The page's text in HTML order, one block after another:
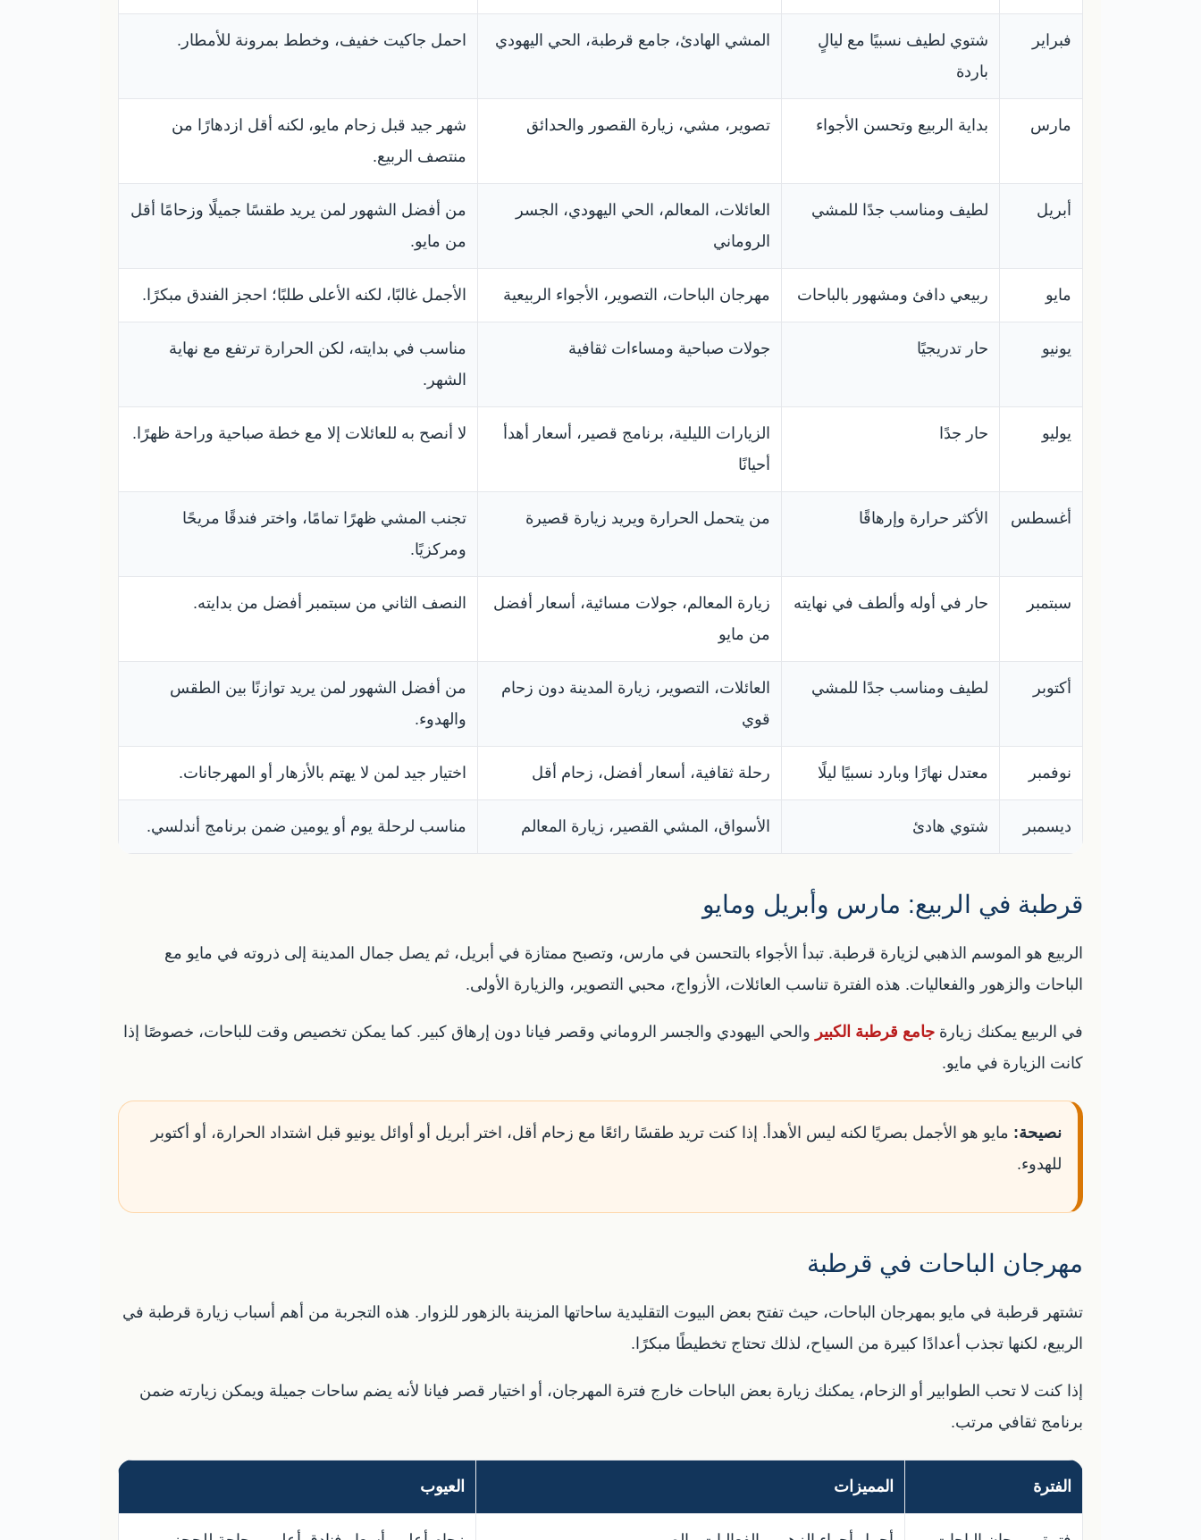
فبراير
شتوي لطيف نسبيًا مع ليالٍ
باردة
المشي الهادئ، جامع قرطبة، الحي اليهودي احمل جاكيت خفيف، وخطط بمرونة للأمطار.
مارس بداية الربيع وتحسن الأجواء تصوير، مشي، زيارة القصور والحدائق
شهر جيد قبل زحام مايو، لكنه أقل ازدهارًا من
منتصف الربيع.
أبريل لطيف ومناسب جدًا للمشي
العائلات، المعالم، الحي اليهودي، الجسر
الروماني
من أفضل الشهور لمن يريد طقسًا جميلًا وزحامًا أقل
من مايو.
مايو ربيعي دافئ ومشهور بالباحات مهرجان الباحات، التصوير، الأجواء الربيعية الأجمل غالبًا، لكنه الأعلى طلبًا؛ احجز الفندق مبكرًا.
يونيو حار تدريجيًا جولات صباحية ومساءات ثقافية
مناسب في بدايته، لكن الحرارة ترتفع مع نهاية
الشهر.
يوليو حار جدًا
الزيارات الليلية، برنامج قصير، أسعار أهدأ
أحيانًا
لا أنصح به للعائلات إلا مع خطة صباحية وراحة ظهرًا.
أغسطس الأكثر حرارة وإرهاقًا من يتحمل الحرارة ويريد زيارة قصيرة
تجنب المشي ظهرًا تمامًا، واختر فندقًا مريحًا
ومركزيًا.
سبتمبر حار في أوله وألطف في نهايته
زيارة المعالم، جولات مسائية، أسعار أفضل
من مايو
النصف الثاني من سبتمبر أفضل من بدايته.
أكتوبر لطيف ومناسب جدًا للمشي
العائلات، التصوير، زيارة المدينة دون زحام
قوي
من أفضل الشهور لمن يريد توازنًا بين الطقس
والهدوء.
نوفمبر معتدل نهارًا وبارد نسبيًا ليلًا رحلة ثقافية، أسعار أفضل، زحام أقل اختيار جيد لمن لا يهتم بالأزهار أو المهرجانات.
ديسمبر شتوي هادئ الأسواق، المشي القصير، زيارة المعالم مناسب لرحلة يوم أو يومين ضمن برنامج أندلسي.
قرطبة في الربيع: مارس وأبريل ومايو
الربيع هو الموسم الذهبي لزيارة قرطبة. تبدأ الأجواء بالتحسن في مارس، وتصبح ممتازة في أبريل، ثم يصل جمال المدينة إلى ذروته في مايو مع
الباحات والزهور والفعاليات. هذه الفترة تناسب العائلات، الأزواج، محبي التصوير، والزيارة الأولى.
في الربيع يمكنك زيارة جامع قرطبة الكبير والحي اليهودي والجسر الروماني وقصر فيانا دون إرهاق كبير. كما يمكن تخصيص وقت للباحات، خصوصًا إذا
كانت الزيارة في مايو.
نصيحة: مايو هو الأجمل بصريًا لكنه ليس الأهدأ. إذا كنت تريد طقسًا رائعًا مع زحام أقل، اختر أبريل أو أوائل يونيو قبل اشتداد الحرارة، أو أكتوبر
للهدوء.
مهرجان الباحات في قرطبة
تشتهر قرطبة في مايو بمهرجان الباحات، حيث تفتح بعض البيوت التقليدية ساحاتها المزينة بالزهور للزوار. هذه التجربة من أهم أسباب زيارة قرطبة في
الربيع، لكنها تجذب أعدادًا كبيرة من السياح، لذلك تحتاج تخطيطًا مبكرًا.
إذا كنت لا تحب الطوابير أو الزحام، يمكنك زيارة بعض الباحات خارج فترة المهرجان، أو اختيار قصر فيانا لأنه يضم ساحات جميلة ويمكن زيارته ضمن
برنامج ثقافي مرتب.
الفترة المميزات العيوب